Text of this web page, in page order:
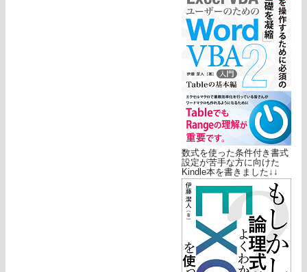
数式を使った条件付き書式
設定が苦手な方に向けた
Kindle本を書きました↓↓